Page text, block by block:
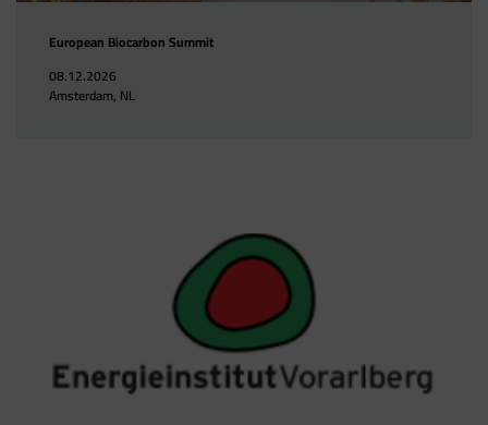
European Biocarbon Summit
08.12.2026
Amsterdam, NL